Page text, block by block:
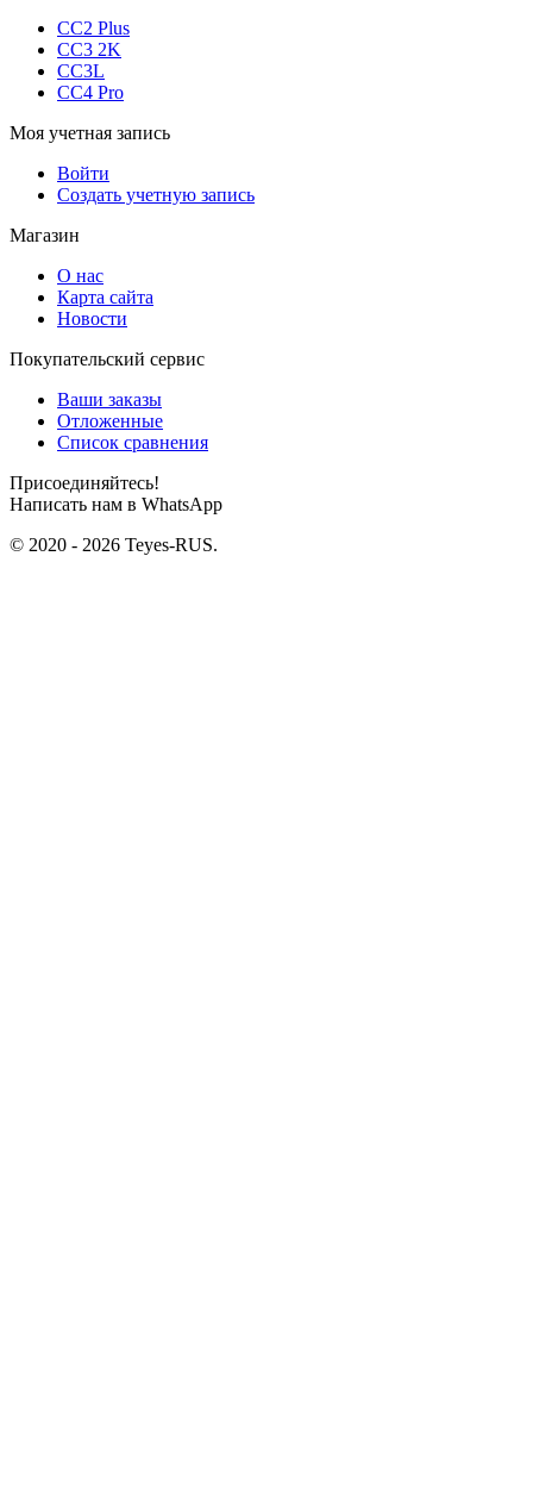
CC2 Plus
CC3 2K
CC3L
CC4 Pro
Моя учетная запись
Войти
Создать учетную запись
Магазин
О нас
Карта сайта
Новости
Покупательский сервис
Ваши заказы
Отложенные
Список сравнения
Присоединяйтесь!
Написать нам в WhatsApp
© 2020 - 2026 Teyes-RUS.